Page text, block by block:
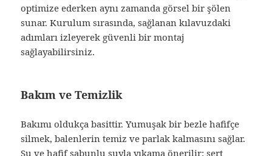
optimize ederken aynı zamanda görsel bir şölen
sunar. Kurulum sırasında, sağlanan kılavuzdaki
adımları izleyerek güvenli bir montaj
sağlayabilirsiniz.
Bakım ve Temizlik
Bakımı oldukça basittir. Yumuşak bir bezle hafifçe
silmek, balenlerin temiz ve parlak kalmasını sağlar.
Su ve hafif sabunlu suyla yıkama önerilir; sert